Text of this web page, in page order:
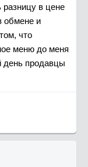
в цене
обмене и
что
меню до меня
день продавцы